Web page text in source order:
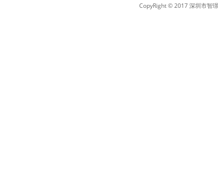
CopyRight © 2017 深圳市智